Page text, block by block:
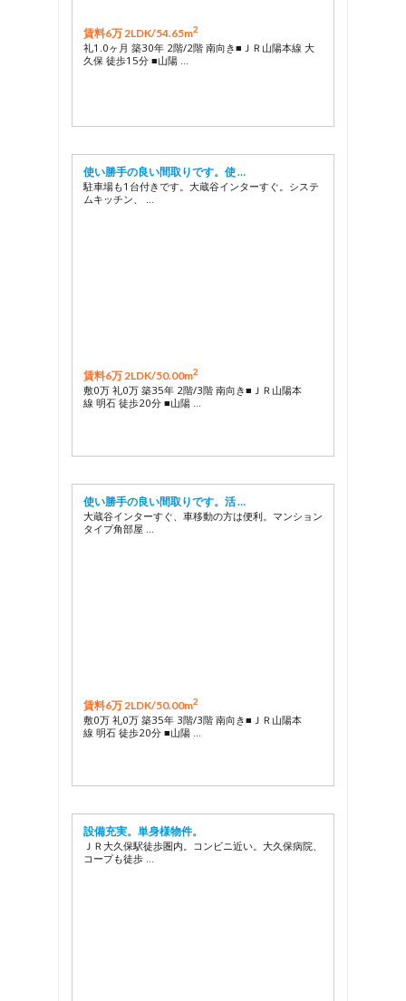
賃料6万 2LDK/54.65m2
礼1.0ヶ月 築30年 2階/2階 南向き■ＪＲ山陽本線 大
久保 徒歩15分 ■山陽 …
使い勝手の良い間取りです。使 …
駐車場も1台付きです。大蔵谷インターすぐ。システ
ムキッチン、 …
賃料6万 2LDK/50.00m2
敷0万 礼0万 築35年 2階/3階 南向き■ＪＲ山陽本
線 明石 徒歩20分 ■山陽 …
使い勝手の良い間取りです。活 …
大蔵谷インターすぐ、車移動の方は便利。マンション
タイプ角部屋 …
賃料6万 2LDK/50.00m2
敷0万 礼0万 築35年 3階/3階 南向き■ＪＲ山陽本
線 明石 徒歩20分 ■山陽 …
設備充実。単身様物件。
ＪＲ大久保駅徒歩圏内。コンビニ近い。大久保病院、
コープも徒歩 …